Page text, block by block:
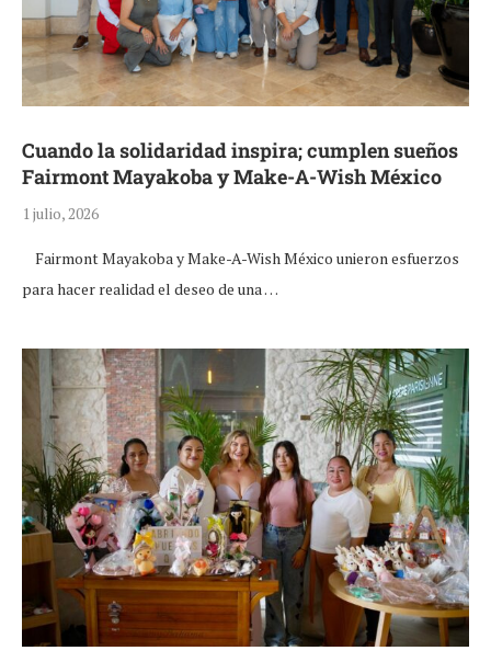
Cuando la solidaridad inspira; cumplen sueños
Fairmont Mayakoba y Make-A-Wish México
1 julio, 2026
Fairmont Mayakoba y Make-A-Wish México unieron esfuerzos
para hacer realidad el deseo de una …